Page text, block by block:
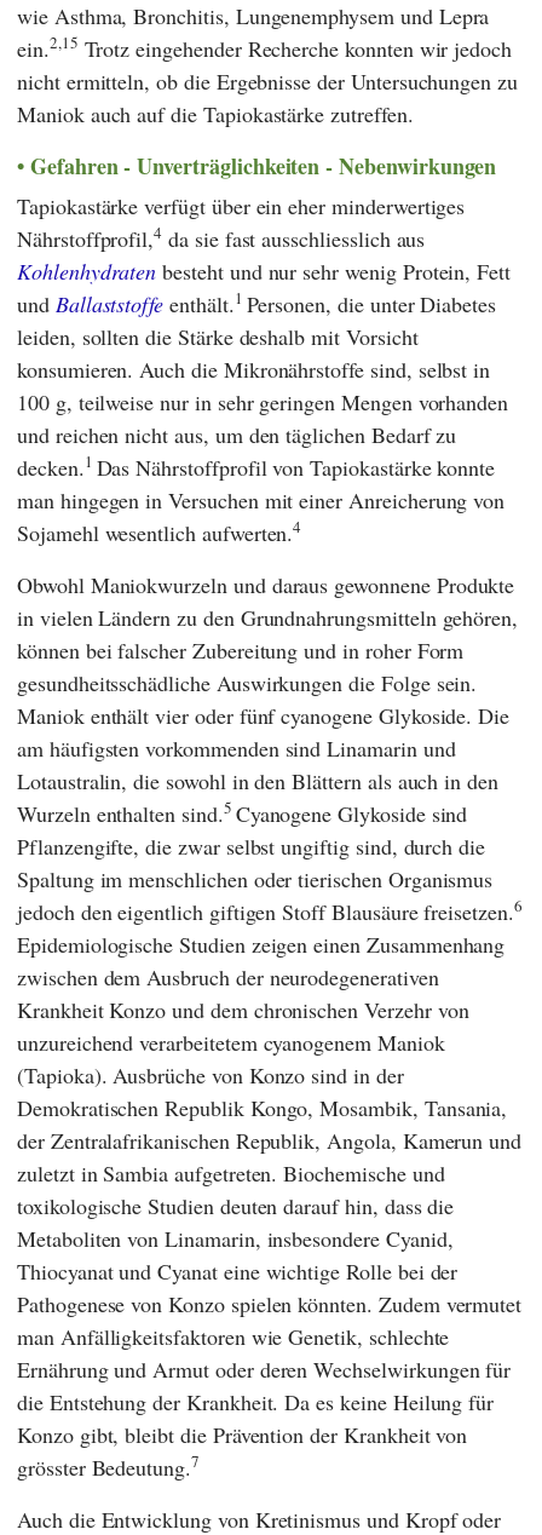
wie Asthma, Bronchitis, Lungenemphysem und Lepra
ein.2,15 Trotz eingehender Recherche konnten wir jedoch
nicht ermitteln, ob die Ergebnisse der Untersuchungen zu
Maniok auch auf die Tapiokastärke zutreffen.
Gefahren - Unverträglichkeiten - Nebenwirkungen
Tapiokastärke verfügt über ein eher minderwertiges
Nährstoffprofil,4 da sie fast ausschliesslich aus
Kohlenhydraten besteht und nur sehr wenig Protein, Fett
und Ballaststoffe enthält.1 Personen, die unter Diabetes
leiden, sollten die Stärke deshalb mit Vorsicht
konsumieren. Auch die Mikronährstoffe sind, selbst in
100 g, teilweise nur in sehr geringen Mengen vorhanden
und reichen nicht aus, um den täglichen Bedarf zu
decken.1 Das Nährstoffprofil von Tapiokastärke konnte
man hingegen in Versuchen mit einer Anreicherung von
Sojamehl wesentlich aufwerten.4
Obwohl Maniokwurzeln und daraus gewonnene Produkte
in vielen Ländern zu den Grundnahrungsmitteln gehören,
können bei falscher Zubereitung und in roher Form
gesundheitsschädliche Auswirkungen die Folge sein.
Maniok enthält vier oder fünf cyanogene Glykoside. Die
am häufigsten vorkommenden sind Linamarin und
Lotaustralin, die sowohl in den Blättern als auch in den
Wurzeln enthalten sind.5 Cyanogene Glykoside sind
Pflanzengifte, die zwar selbst ungiftig sind, durch die
Spaltung im menschlichen oder tierischen Organismus
jedoch den eigentlich giftigen Stoff Blausäure freisetzen.6
Epidemiologische Studien zeigen einen Zusammenhang
zwischen dem Ausbruch der neurodegenerativen
Krankheit Konzo und dem chronischen Verzehr von
unzureichend verarbeitetem cyanogenem Maniok
(Tapioka). Ausbrüche von Konzo sind in der
Demokratischen Republik Kongo, Mosambik, Tansania,
der Zentralafrikanischen Republik, Angola, Kamerun und
zuletzt in Sambia aufgetreten. Biochemische und
toxikologische Studien deuten darauf hin, dass die
Metaboliten von Linamarin, insbesondere Cyanid,
Thiocyanat und Cyanat eine wichtige Rolle bei der
Pathogenese von Konzo spielen könnten. Zudem vermutet
man Anfälligkeitsfaktoren wie Genetik, schlechte
Ernährung und Armut oder deren Wechselwirkungen für
die Entstehung der Krankheit. Da es keine Heilung für
Konzo gibt, bleibt die Prävention der Krankheit von
grösster Bedeutung.7
Auch die Entwicklung von Kretinismus und Kropf oder